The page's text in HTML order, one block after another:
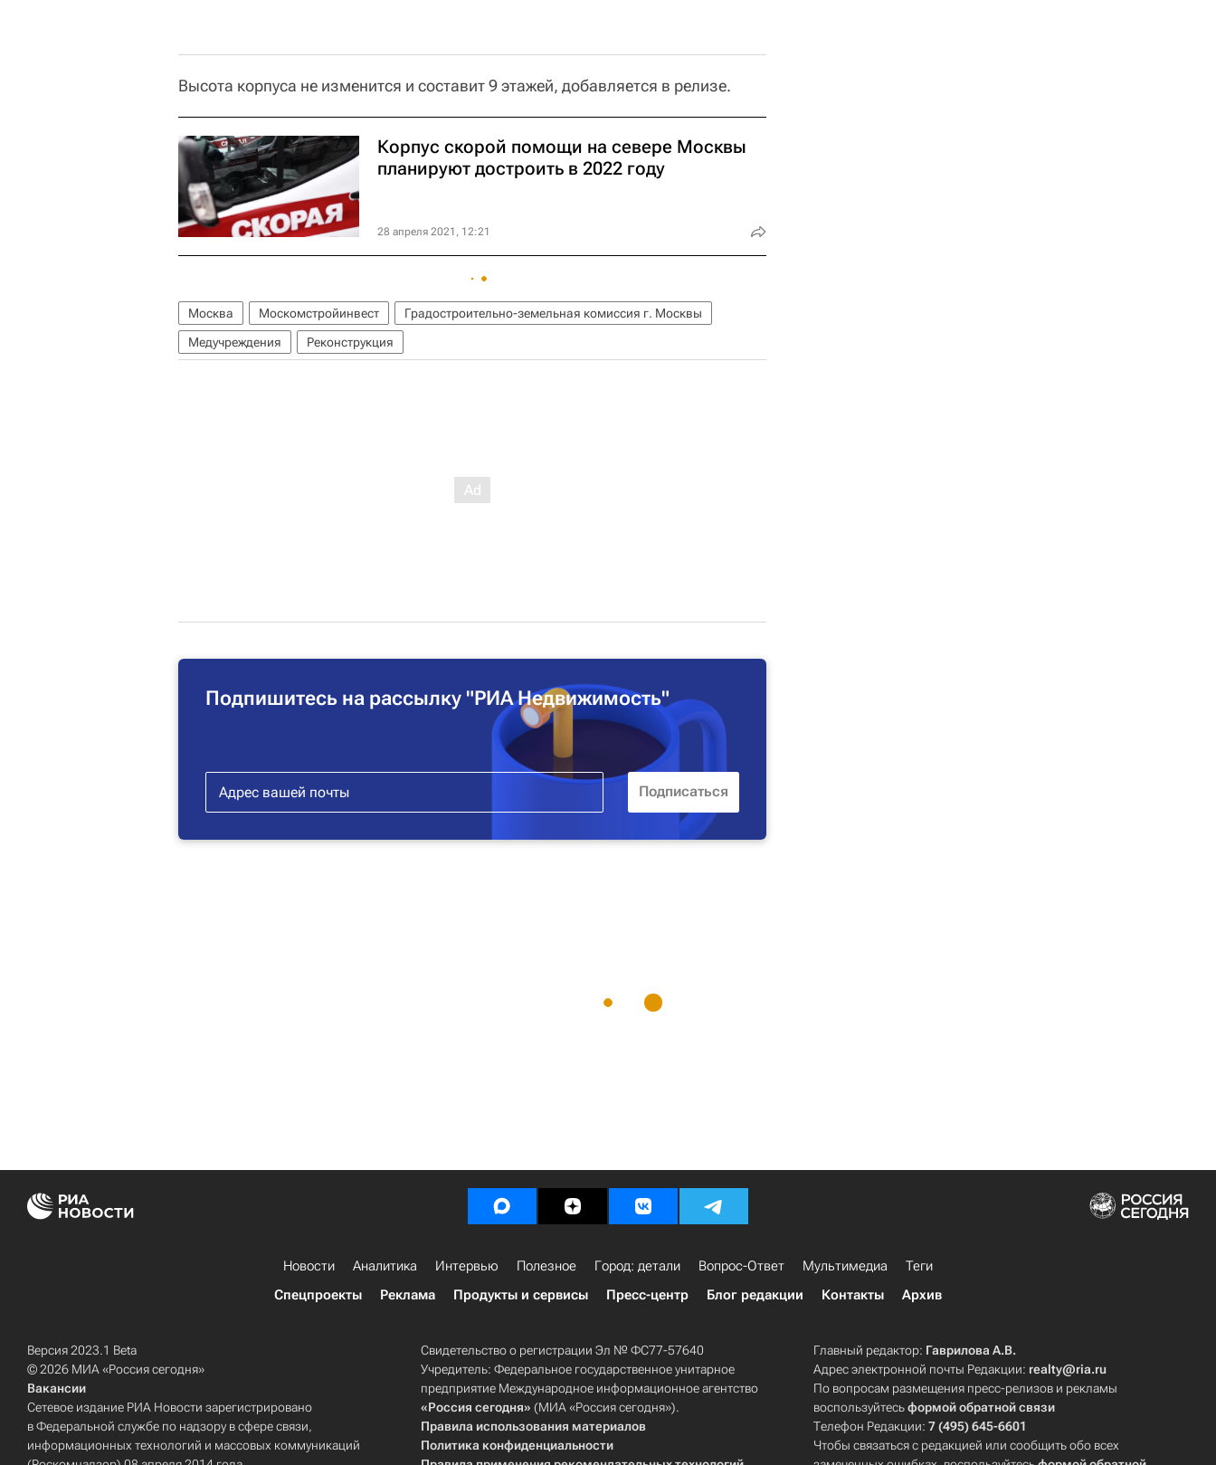
Высота корпуса не изменится и составит 9 этажей, добавляется в релизе.
Корпус скорой помощи на севере Москвы
планируют достроить в 2022 году
28 апреля 2021, 12:21
Москва Москомстройинвест
Градостроительно-земельная комиссия г. Москвы
Медучреждения
Реконструкция
Подпишитесь на рассылку "РИА Недвижимость"
Новости Аналитика Интервью Полезное Город: детали Вопрос-Ответ Мультимедиа
Теги
Спецпроекты
Реклама Продукты и сервисы Пресс-центр Блог редакции Контакты Архив
Версия 2023.1 Beta
© 2026 МИА «Россия сегодня»
Вакансии
Сетевое издание РИА Новости зарегистрировано
в Федеральной службе по надзору в сфере связи,
информационных технологий и массовых коммуникаций
Свидетельство о регистрации Эл № ФС77-57640
Учредитель: Федеральное государственное унитарное
предприятие Международное информационное агентство
«Россия сегодня» (МИА «Россия сегодня»).
Правила использования материалов
Политика конфиденциальности
Главный редактор: Гаврилова А.В.
Адрес электронной почты Редакции: realty@ria.ru
По вопросам размещения пресс-релизов и рекламы
воспользуйтесьформой обратной связи
Телефон Редакции:7 (495) 645-6601
Чтобы связаться с редакцией или сообщить обо всех